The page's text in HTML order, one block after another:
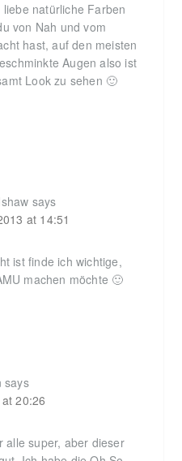
natürliche Farben
von Nah und vom
hast, auf den meisten
Augen also ist
Look zu sehen 🙂
says
at 14:51
ist finde ich wichtige,
machen möchte 🙂
says
20:26
alle super, aber dieser